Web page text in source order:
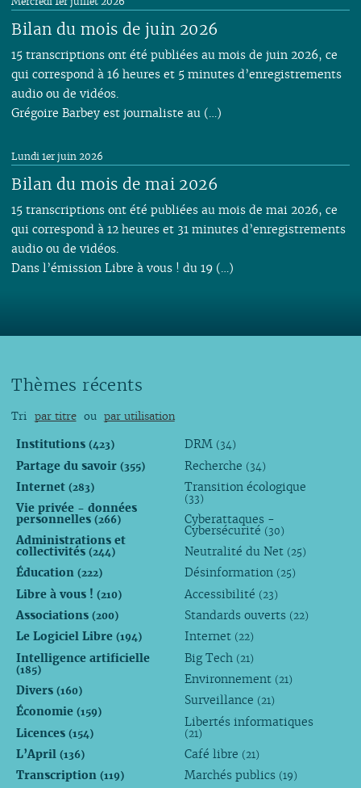
Bilan du mois de juin 2026
15 transcriptions ont été publiées au mois de juin 2026, ce
qui correspond à 16 heures et 5 minutes d’enregistrements
audio ou de vidéos.
Grégoire Barbey est journaliste au (…)
Bilan du mois de mai 2026
Lundi 1er juin 2026
15 transcriptions ont été publiées au mois de mai 2026, ce
qui correspond à 12 heures et 31 minutes d’enregistrements
audio ou de vidéos.
Dans l’émission Libre à vous ! du 19 (…)
Thèmes récents
Tri par titre ou par utilisation
Institutions (423)
Partage du savoir (355)
Internet (283)
Vie privée - données
personnelles (266)
Administrations et
collectivités (244)
Éducation (222)
Libre à vous ! (210)
Associations (200)
Le Logiciel Libre (194)
Intelligence artificielle
(185)
Divers (160)
Économie (159)
Licences (154)
L’April (136)
Transcription (119)
DRM (34)
Recherche (34)
Transition écologique
(33)
Cyberattaques -
Cybersécurité (30)
Neutralité du Net (25)
Désinformation (25)
Accessibilité (23)
Standards ouverts (22)
Internet (22)
Big Tech (21)
Environnement (21)
Surveillance (21)
Libertés informatiques
(21)
Café libre (21)
Marchés publics (19)